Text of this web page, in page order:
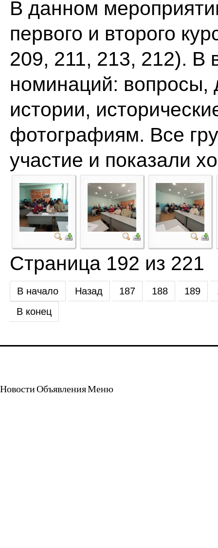
В данном
первого и второго
209, 211, 213, 212). В
номинаций: вопросы,
истории,
фотографиям. Все
участие и показали
Страница 192 из 221
В начало Назад 187 188 189
В конец
НовостиОбъявленияМеню